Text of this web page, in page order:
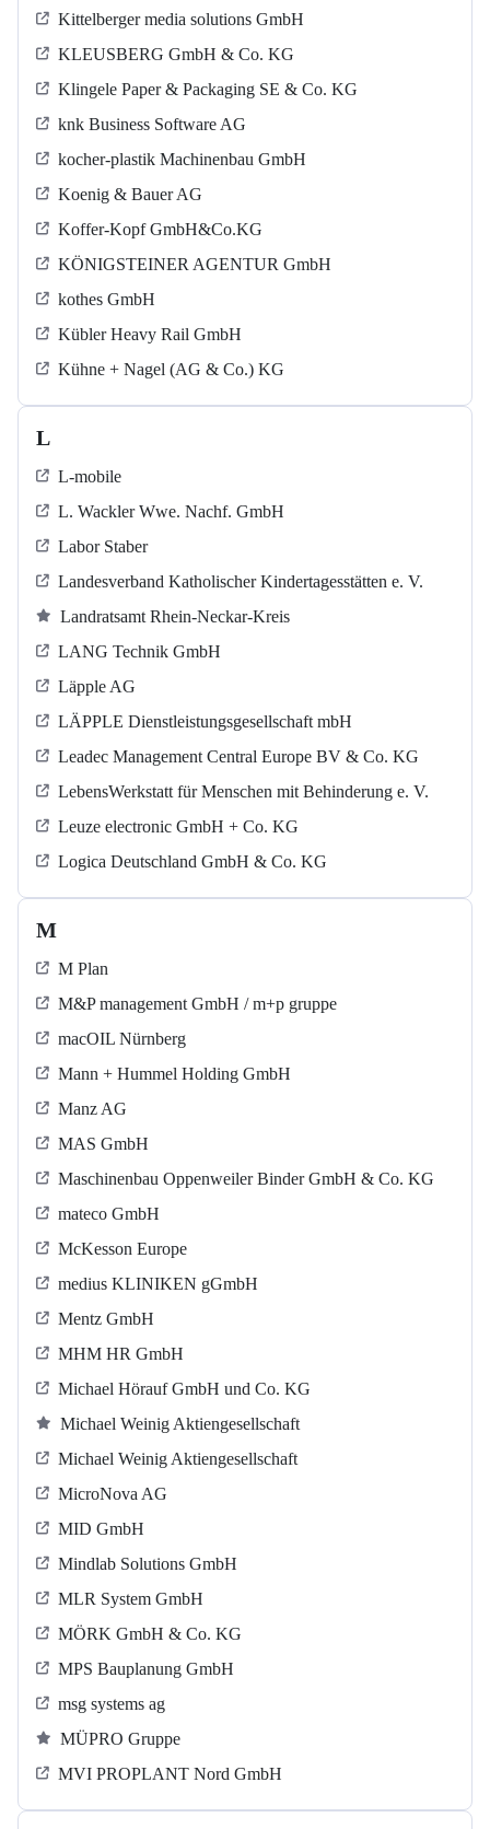
Kittelberger media solutions GmbH
KLEUSBERG GmbH & Co. KG
Klingele Paper & Packaging SE & Co. KG
knk Business Software AG
kocher-plastik Machinenbau GmbH
Koenig & Bauer AG
Koffer-Kopf GmbH&Co.KG
KÖNIGSTEINER AGENTUR GmbH
kothes GmbH
Kübler Heavy Rail GmbH
Kühne + Nagel (AG & Co.) KG
L
L-mobile
L. Wackler Wwe. Nachf. GmbH
Labor Staber
Landesverband Katholischer Kindertagesstätten e. V.
Landratsamt Rhein-Neckar-Kreis
LANG Technik GmbH
Läpple AG
LÄPPLE Dienstleistungsgesellschaft mbH
Leadec Management Central Europe BV & Co. KG
LebensWerkstatt für Menschen mit Behinderung e. V.
Leuze electronic GmbH + Co. KG
Logica Deutschland GmbH & Co. KG
M
M Plan
M&P management GmbH / m+p gruppe
macOIL Nürnberg
Mann + Hummel Holding GmbH
Manz AG
MAS GmbH
Maschinenbau Oppenweiler Binder GmbH & Co. KG
mateco GmbH
McKesson Europe
medius KLINIKEN gGmbH
Mentz GmbH
MHM HR GmbH
Michael Hörauf GmbH und Co. KG
Michael Weinig Aktiengesellschaft
Michael Weinig Aktiengesellschaft
MicroNova AG
MID GmbH
Mindlab Solutions GmbH
MLR System GmbH
MÖRK GmbH & Co. KG
MPS Bauplanung GmbH
msg systems ag
MÜPRO Gruppe
MVI PROPLANT Nord GmbH